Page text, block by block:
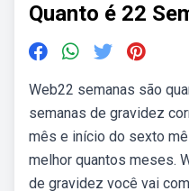
Quanto é 22
Web22 semanas são
semanas de gravidez
mês e início do sexto
melhor quantos meses.
de gravidez você vai